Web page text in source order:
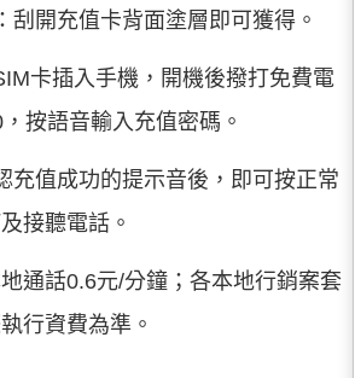
刮開充值卡背面塗層即可獲得。
卡插入手機，開機後撥打免費電
按語音輸入充值密碼。
充值成功的提示音後，即可按正常
接聽電話。
通話0.6元/分鐘；各本地行銷案套
行資費為準。